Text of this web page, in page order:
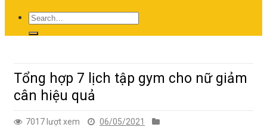
Tổng hợp 7 lịch tập gym cho nữ giảm
cân hiệu quả
7017 lượt xem
06/05/2021